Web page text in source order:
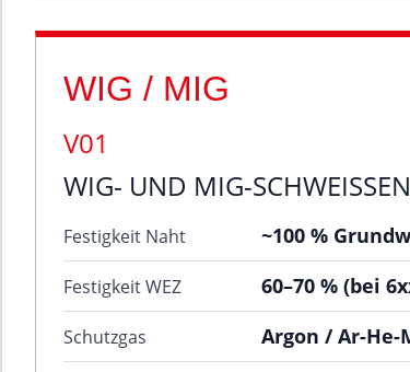
WIG / MIG
V01
WIG- UND MIG-SCHWEISSEN
Festigkeit Naht ~100 %
Festigkeit WEZ 60–70 % (bei
Schutzgas Argon / Ar-He-